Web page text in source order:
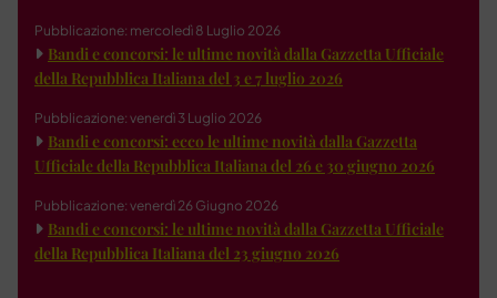
Pubblicazione: mercoledì 8 Luglio 2026
Bandi e concorsi: le ultime novità dalla Gazzetta Ufficiale
della Repubblica Italiana del 3 e 7 luglio 2026
Pubblicazione: venerdì 3 Luglio 2026
Bandi e concorsi: ecco le ultime novità dalla Gazzetta
Ufficiale della Repubblica Italiana del 26 e 30 giugno 2026
Pubblicazione: venerdì 26 Giugno 2026
Bandi e concorsi: le ultime novità dalla Gazzetta Ufficiale
della Repubblica Italiana del 23 giugno 2026